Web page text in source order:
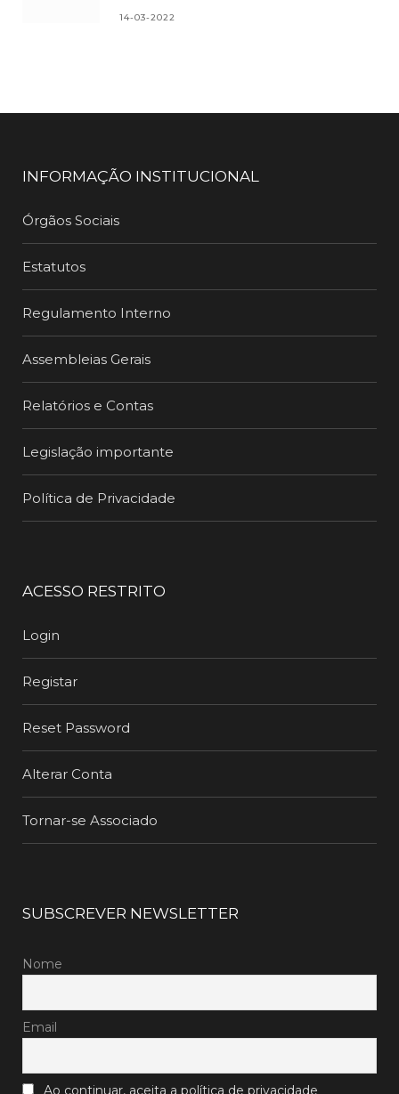
14-03-2022
INFORMAÇÃO INSTITUCIONAL
Órgãos Sociais
Estatutos
Regulamento Interno
Assembleias Gerais
Relatórios e Contas
Legislação importante
Política de Privacidade
ACESSO RESTRITO
Login
Registar
Reset Password
Alterar Conta
Tornar-se Associado
SUBSCREVER NEWSLETTER
Nome
Email
Ao continuar, aceita a política de privacidade